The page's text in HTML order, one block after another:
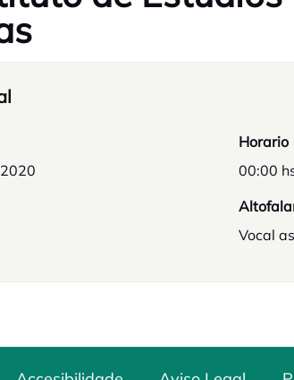
Horario
00:00
Vocal